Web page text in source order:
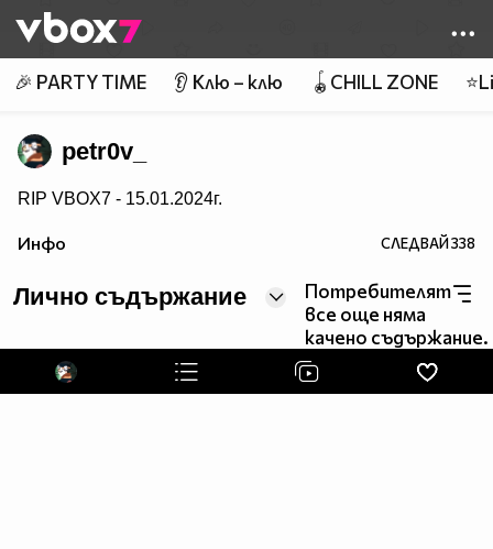
👾
🎉 PARTY TIME 👂 Клю – клю 🪀CHILL ZONE
petr0v_
RIP VBOX7 - 15.01.2024г.
Инфо СЛЕДВАЙ338
Лично съдържание
Потребителят
все още няма
качено съдържание.